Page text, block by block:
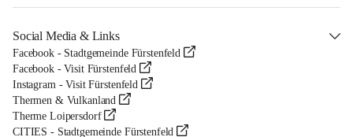
Social Media & Links
Facebook - Stadtgemeinde Fürstenfeld
Facebook - Visit Fürstenfeld
Instagram - Visit Fürstenfeld
Thermen & Vulkanland
Therme Loipersdorf
CITIES - Stadtgemeinde Fürstenfeld